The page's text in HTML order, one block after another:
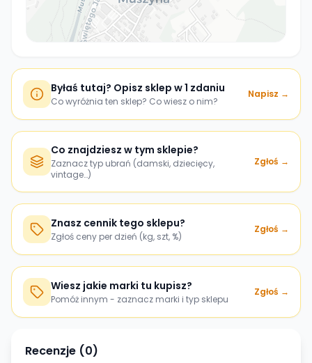
Byłaś tutaj? Opisz sklep w 1 zdaniu
Co wyróżnia ten sklep? Co wiesz o nim?
Napisz →
Co znajdziesz w tym sklepie?
Zaznacz typ ubrań (damski, dziecięcy,
vintage…)
Zgłoś →
Znasz cennik tego sklepu?
Zgłoś ceny per dzień (kg, szt, %)
Zgłoś →
Wiesz jakie marki tu kupisz?
Pomóż innym - zaznacz marki i typ sklepu
Zgłoś →
Recenzje (0)